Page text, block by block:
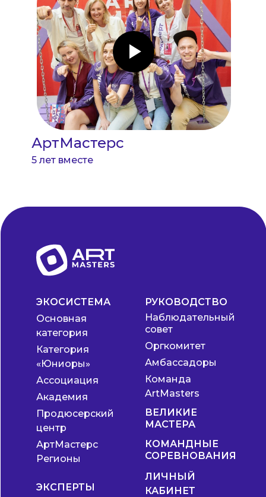
АртМастерс
5 лет вместе
РУКОВОДСТВО
КОМАНДНЫЕ
СОРЕВНОВАНИЯ
ВЕЛИКИЕ
МАСТЕРА
Наблюдательный
совет
Амбассадоры
ЭКСПЕРТЫ
Команда
ArtMasters
ЛИЧНЫЙ
КАБИНЕТ
ЭКОСИСТЕМА
Ассоциация
Академия
Продюсерский
центр
АртМастерс
Регионы
Основная
категория
Категория
«Юниоры»
Оргкомитет